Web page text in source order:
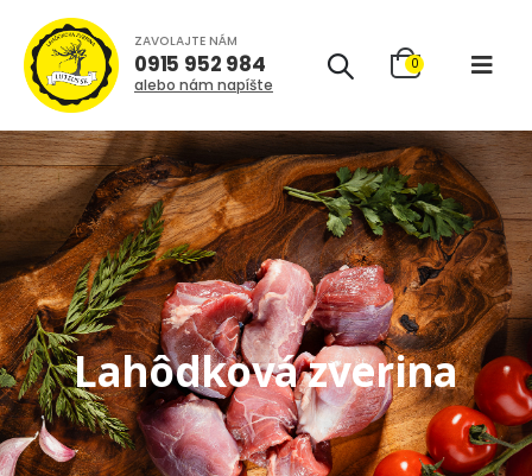
ZAVOLAJTE NÁM
0915 952 984
alebo nám napíšte
0
Lahôdková zverina